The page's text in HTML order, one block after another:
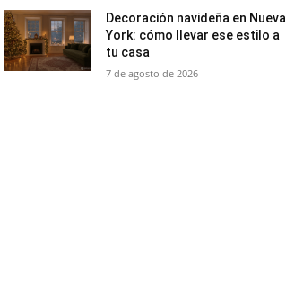
Decoración navideña en Nueva
York: cómo llevar ese estilo a
tu casa
7 de agosto de 2026